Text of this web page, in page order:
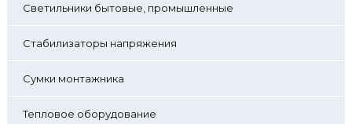
Светильники бытовые, промышленные
Стабилизаторы напряжения
Сумки монтажника
Тепловое оборудование